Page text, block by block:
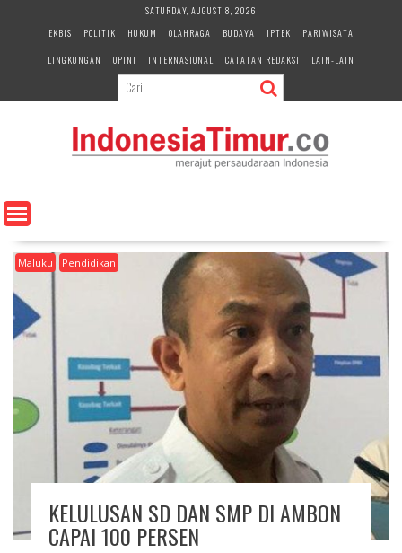
e
n
SATURDAY, AUGUST 8, 2026
EKBIS
POLITIK HUKUM OLAHRAGA BUDAYA IPTEK
PARIWISATA
LINGKUNGAN
OPINI INTERNASIONAL CATATAN REDAKSI LAIN-LAIN
Maluku Pendidikan
KELULUSAN SD DAN SMP DI AMBON
CAPAI 100 PERSEN